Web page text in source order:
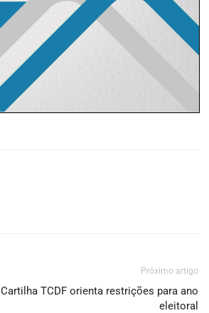
Próximo artigo
Cartilha TCDF orienta restrições para ano
eleitoral